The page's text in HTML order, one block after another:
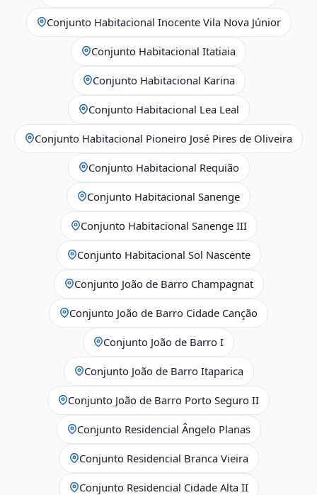
Conjunto Habitacional Inocente Vila Nova Júnior
Conjunto Habitacional Itatiaia
Conjunto Habitacional Karina
Conjunto Habitacional Lea Leal
Conjunto Habitacional Pioneiro José Pires de Oliveira
Conjunto Habitacional Requião
Conjunto Habitacional Sanenge
Conjunto Habitacional Sanenge III
Conjunto Habitacional Sol Nascente
Conjunto João de Barro Champagnat
Conjunto João de Barro Cidade Canção
Conjunto João de Barro I
Conjunto João de Barro Itaparica
Conjunto João de Barro Porto Seguro II
Conjunto Residencial Ângelo Planas
Conjunto Residencial Branca Vieira
Conjunto Residencial Cidade Alta II